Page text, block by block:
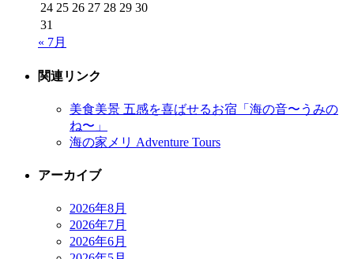
24 25 26 27 28 29 30
31
« 7月
関連リンク
美食美景 五感を喜ばせるお宿「海の音〜うみの
ね〜」
海の家メリ Adventure Tours
アーカイブ
2026年8月
2026年7月
2026年6月